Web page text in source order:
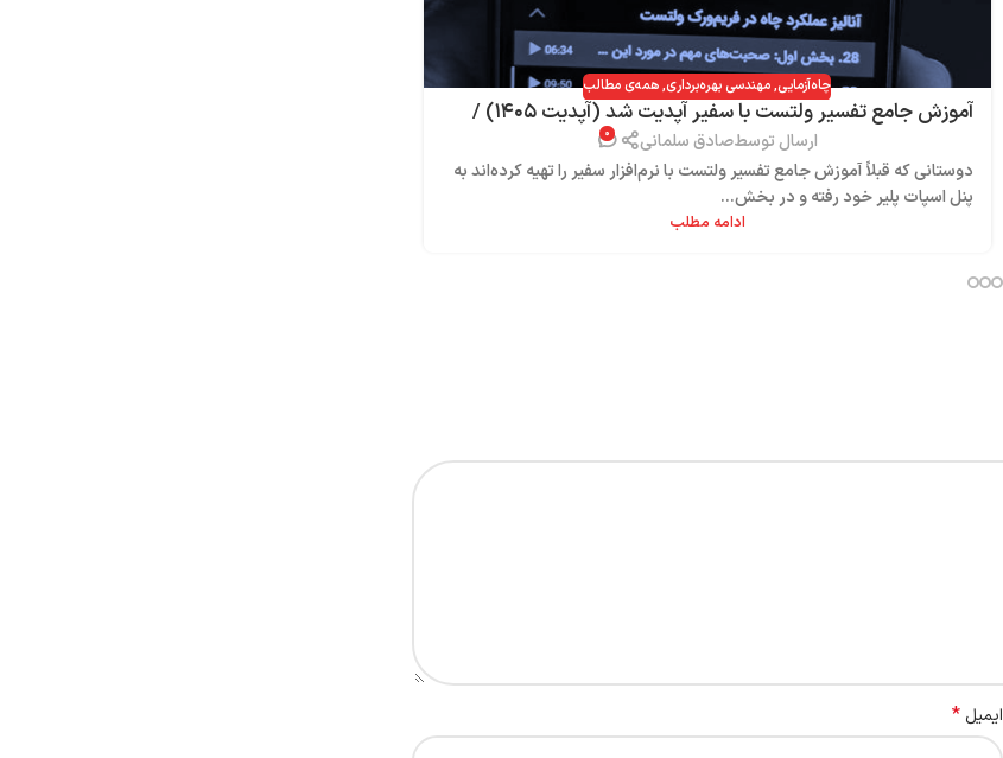
چاه‌آزمایی,مهندسی بهره‌برداری,همه‌ی مطالب
آموزش جامع تفسیر ولتست با سفیر آپدیت شد (آپدیت ۱۴۰۵) /
ارسال توسطصادق سلمانی ۰
دوستانی که قبلاً آموزش جامع تفسیر ولتست با نرم‌افزار سفیر را تهیه کرده‌اند به
پنل اسپات پلیر خود رفته و در بخش...
ادامه مطلب
ایمیل *